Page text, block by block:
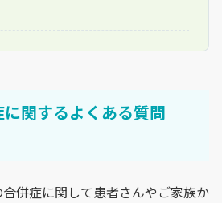
関するよくある質問
併症に関して患者さんやご家族か